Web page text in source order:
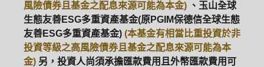
風險債券且基金之配息來源可能為本金) 、玉山全球
生態友善ESG多重資產基金(原PGIM保德信全球生態
友善ESG多重資產基金) (本基金有相當比重投資於非
投資等級之高風險債券且基金之配息來源可能為本
金) 另，投資人尚須承擔匯款費用且外幣匯款費用可